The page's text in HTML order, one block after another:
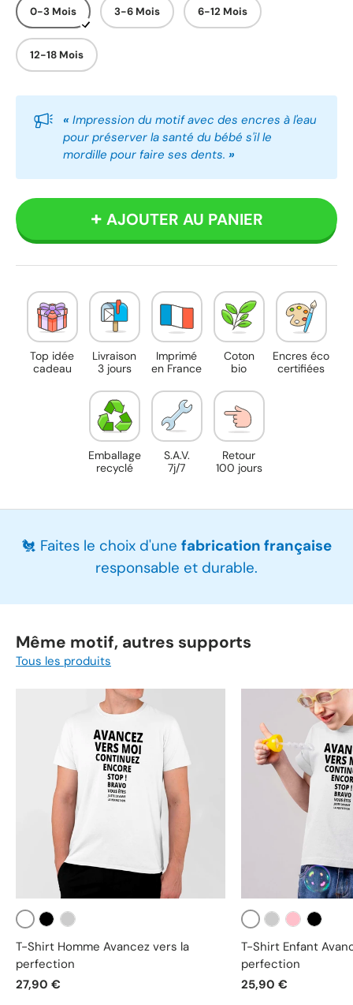
0-3 Mois 3-6 Mois 6-12 Mois
12-18 Mois
« Impression du motif avec des encres à l'eau
pour préserver la santé du bébé s'il le
mordille pour faire ses dents. »
AJOUTER AU PANIER
Top idée
cadeau
Livraison
3 jours
Imprimé
en France
Coton
bio
Encres éco
certifiées
Emballage
recyclé
S.A.V.
7j/7
Retour
100 jours
🐔 Faites le choix d'une fabrication française
responsable et durable.
Même motif, autres supports
Tous les produits
Blanc
T-Shirt Homme Avancez vers la
perfection
27,90 €
Blanc
T-Shirt Enfant
perfection
25,90 €